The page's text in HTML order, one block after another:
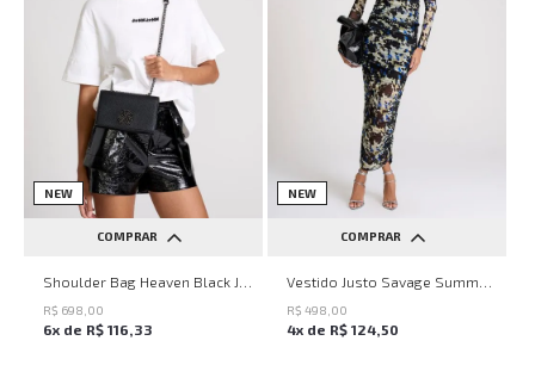
NEW
COMPRAR
UN
R$ 698 00
6x de R$ 116 33
NEW
COMPRAR
PP P M G
R$ 498 00
4x de R$ 124 50